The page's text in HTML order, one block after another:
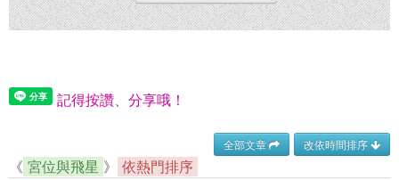
記得按讚、分享哦！
改依時間排序
全部文章
《 宮位與飛星 》 依熱門排序